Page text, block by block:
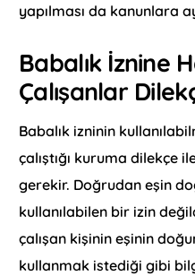
yapılması da kanunlara
Babalık İznine
Çalışanlar
Babalık izninin
çalıştığı kuruma dilekçe
gerekir. Doğrudan eşin
kullanılabilen bir izin
çalışan kişinin eşinin
kullanmak istediği gibi